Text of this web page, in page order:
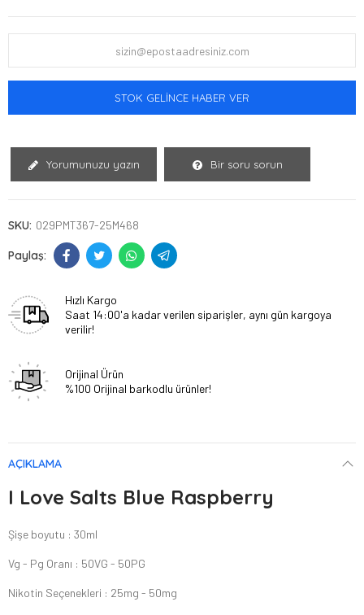
STOK GELINCE HABER VER
Yorumunuzu yazın Bir soru sorun
SKU: 029PMT367-25M468
Hızlı Kargo
Saat 14:00'a kadar verilen siparişler, aynı gün kargoya
verilir!
Orijinal Ürün
%100 Orijinal barkodlu ürünler!
AÇIKLAMA
I Love Salts Blue Raspberry
Şişe boyutu : 30ml
Vg - Pg Oranı : 50VG - 50PG
Nikotin Seçenekleri : 25mg - 50mg